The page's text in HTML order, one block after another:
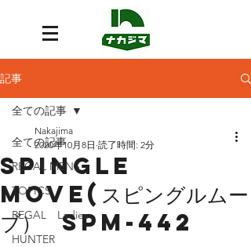
記事
全ての記事
REGAL MENS
TOPICS
REGAL Ladies
HUNTER
全ての記事
SPINGLE
MOVE(スピングルムー
ブ） SPM-442
Nakajima
2020年10月8日 読了時間: 2分